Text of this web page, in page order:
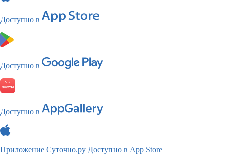
Доступно в
Доступно в
Доступно в
Приложение Суточно.ру Доступно в App Store